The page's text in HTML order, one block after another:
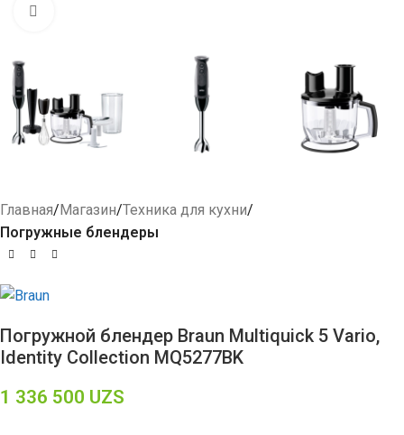
Главная Магазин Техника для кухни
Погружные блендеры
Погружной блендер Braun Multiquick 5 Vario,
Identity Collection MQ5277BK
1 336 500 UZS